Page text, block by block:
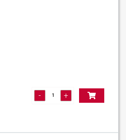
- +